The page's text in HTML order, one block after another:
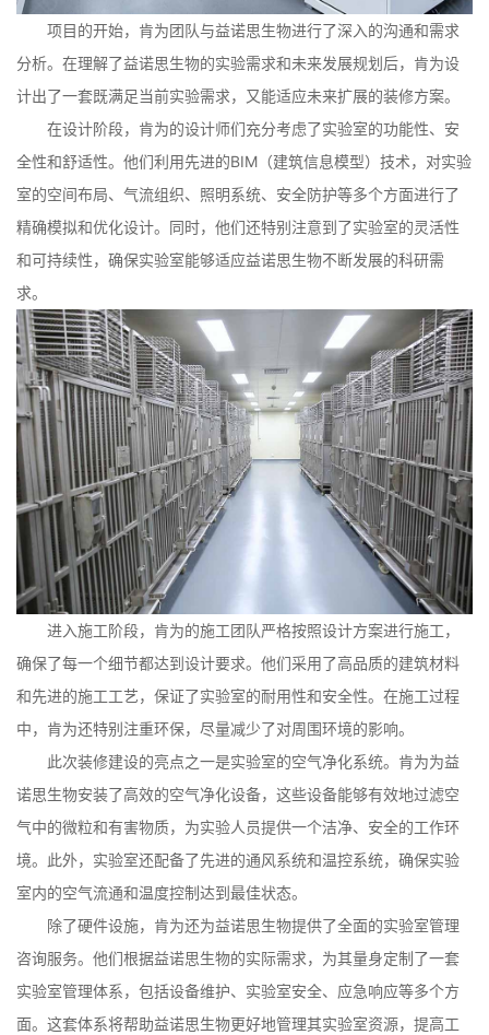
项目的开始，肯为团队与益诺思生物进行了深入的沟通和需求
分析。在理解了益诺思生物的实验需求和未来发展规划后，肯为设
计出了一套既满足当前实验需求，又能适应未来扩展的装修方案。
在设计阶段，肯为的设计师们充分考虑了实验室的功能性、安
全性和舒适性。他们利用先进的BIM（建筑信息模型）技术，对实验
室的空间布局、气流组织、照明系统、安全防护等多个方面进行了
精确模拟和优化设计。同时，他们还特别注意到了实验室的灵活性
和可持续性，确保实验室能够适应益诺思生物不断发展的科研需
求。
进入施工阶段，肯为的施工团队严格按照设计方案进行施工，
确保了每一个细节都达到设计要求。他们采用了高品质的建筑材料
和先进的施工工艺，保证了实验室的耐用性和安全性。在施工过程
中，肯为还特别注重环保，尽量减少了对周围环境的影响。
此次装修建设的亮点之一是实验室的空气净化系统。肯为为益
诺思生物安装了高效的空气净化设备，这些设备能够有效地过滤空
气中的微粒和有害物质，为实验人员提供一个洁净、安全的工作环
境。此外，实验室还配备了先进的通风系统和温控系统，确保实验
室内的空气流通和温度控制达到最佳状态。
除了硬件设施，肯为还为益诺思生物提供了全面的实验室管理
咨询服务。他们根据益诺思生物的实际需求，为其量身定制了一套
实验室管理体系，包括设备维护、实验室安全、应急响应等多个方
面。这套体系将帮助益诺思生物更好地管理其实验室资源，提高工